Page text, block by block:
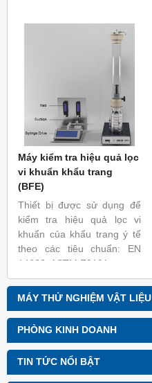
MÁY THỬ NGHIỆM VẬT LIỆU
PHÒNG KINH DOANH
TIN TỨC NỔI BẬT
vệ y tế đối với dòng khí liên
tục, đáp ứng tiêu chuẩn
Máy kiểm tra hiệu quả lọc
vi khuẩn khẩu trang
(BFE)
Thiết bị được sử dụng để
kiểm tra hiệu quả lọc vi
khuẩn của khẩu trang ý tế
theo các tiêu chuẩn: EN
14683, ASTM F2101